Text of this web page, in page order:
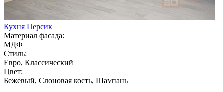
Кухня Персик
Материал фасада:
МДФ
Стиль:
Евро, Классический
Цвет:
Бежевый, Слоновая кость, Шампань